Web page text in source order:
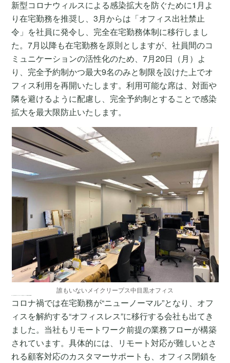
新型コロナウィルスによる感染拡大を防ぐために1月よ
り在宅勤務を推奨し、3月からは「オフィス出社禁止
令」を社員に発令し、完全在宅勤務体制に移行しまし
た。7月以降も在宅勤務を原則としますが、社員間のコ
ミュニケーションの活性化のため、7月20日（月）よ
り、完全予約制かつ最大9名のみと制限を設けた上でオ
フィス利用を再開いたします。利用可能な席は、対面や
隣を避けるように配慮し、完全予約制とすることで感染
拡大を最大限防止いたします。
誰もいないメイクリープス中目黒オフィス
コロナ禍では在宅勤務が“ニューノーマル”となり、オフ
ィスを解約する“オフィスレス”に移行する会社も出てき
ました。当社もリモートワーク前提の業務フローが構築
されています。具体的には、リモート対応が難しいとさ
れる顧客対応のカスタマーサポートも、オフィス閉鎖を